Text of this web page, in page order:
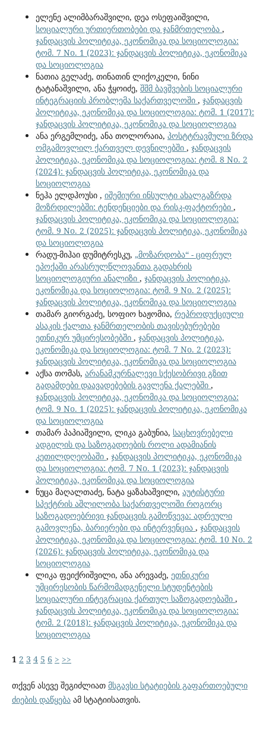
ელენე ალიმბარაშვილი, დეა ოსეფაიშვილი,
სოციალური ურთიერთობები და ჯანმრთელობა ,
ჯანდაცვის პოლიტიკა, ეკონომიკა და სოციოლოგია:
ტომ. 7 No. 1 (2023): ჯანდაცვის პოლიტიკა, ეკონომიკა
და სოციოლოგია
ნათია გელაძე, თინათინ ლიქოკელი, ნინი
ტატანაშვილი, ანა ჭყოიძე, შშმ ბავშვების სოციალური
ინტეგრაციის პრობლემა საქართველოში , ჯანდაცვის
პოლიტიკა, ეკონომიკა და სოციოლოგია: ტომ. 1 (2017):
ჯანდაცვის პოლიტიკა, ეკონომიკა და სოციოლოგია
ანა ერგემლიძე, ანა თოლორაია, პოსტტრავმული ზრდა
ომგამოვლილ ქართველ დევნილებში , ჯანდაცვის
პოლიტიკა, ეკონომიკა და სოციოლოგია: ტომ. 8 No. 2
(2024): ჯანდაცვის პოლიტიკა, ეკონომიკა და
სოციოლოგია
ნეჰა ელდჰოუსი , იშემიური ინსულტი ახალგაზრდა
მოზრდილებში: ტენდენციები და რისკ-ფაქტორები ,
ჯანდაცვის პოლიტიკა, ეკონომიკა და სოციოლოგია:
ტომ. 9 No. 2 (2025): ჯანდაცვის პოლიტიკა, ეკონომიკა
და სოციოლოგია
რადუ-მიჰაი დუმიტრესკუ, „მოზარდობა“ - ციფრულ
ეპოქაში არასრულწლოვანთა გადახრის
სოციოლოგიური ანალიზი , ჯანდაცვის პოლიტიკა,
ეკონომიკა და სოციოლოგია: ტომ. 9 No. 2 (2025):
ჯანდაცვის პოლიტიკა, ეკონომიკა და სოციოლოგია
თამარ გიორგაძე, სოფიო ხაჟომია, რეპროდუქციული
ასაკის ქალთა ჯანმრთელობის თავისებურებები
ეთნიკურ უმცირესობებში , ჯანდაცვის პოლიტიკა,
ეკონომიკა და სოციოლოგია: ტომ. 7 No. 2 (2023):
ჯანდაცვის პოლიტიკა, ეკონომიკა და სოციოლოგია
აქსა თომას, არანამკურნალევი სქესობრივი გზით
გადამდები დაავადებების გავლენა ქალებში ,
ჯანდაცვის პოლიტიკა, ეკონომიკა და სოციოლოგია:
ტომ. 9 No. 1 (2025): ჯანდაცვის პოლიტიკა, ეკონომიკა
და სოციოლოგია
თამარ პაპიაშვილი, ლიკა გაბუნია, საცხოვრებელი
ადგილის და საზოგადოების როლი ადამიანის
კეთილდღეობაში , ჯანდაცვის პოლიტიკა, ეკონომიკა
და სოციოლოგია: ტომ. 7 No. 1 (2023): ჯანდაცვის
პოლიტიკა, ეკონომიკა და სოციოლოგია
ნუცა მაღალთაძე, ნატა ყაზახაშვილი, აუტისტური
სპექტრის აშლილობა საქართველოში როგორც
საზოგადოებრივი ჯანდაცვის გამოწვევა: ადრეული
გამოვლენა, ბარიერები და ინტერვენცია , ჯანდაცვის
პოლიტიკა, ეკონომიკა და სოციოლოგია: ტომ. 10 No. 2
(2026): ჯანდაცვის პოლიტიკა, ეკონომიკა და
სოციოლოგია
ლიკა ფეიქრიშვილი, ანა არევაძე, ეთნიკური
უმცირესობის წარმომადგენელი სტუდენტების
სოციალური ინტეგრაცია ქართულ საზოგადოებაში ,
ჯანდაცვის პოლიტიკა, ეკონომიკა და სოციოლოგია:
ტომ. 2 (2018): ჯანდაცვის პოლიტიკა, ეკონომიკა და
სოციოლოგია
1 2 3 4 5 6 > >>
თქვენ ასევე შეგიძლიათ მსგავსი სტატიების გაფართოებული
ძიების დაწყებაამ სტატიისათვის.